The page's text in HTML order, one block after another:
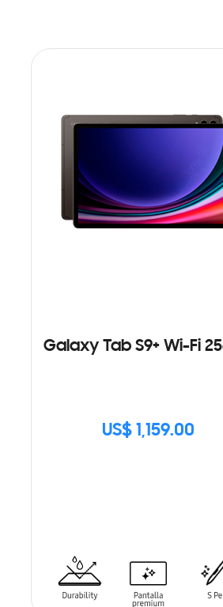
Galaxy Tab S9+ Wi-Fi
US$ 1,159.00